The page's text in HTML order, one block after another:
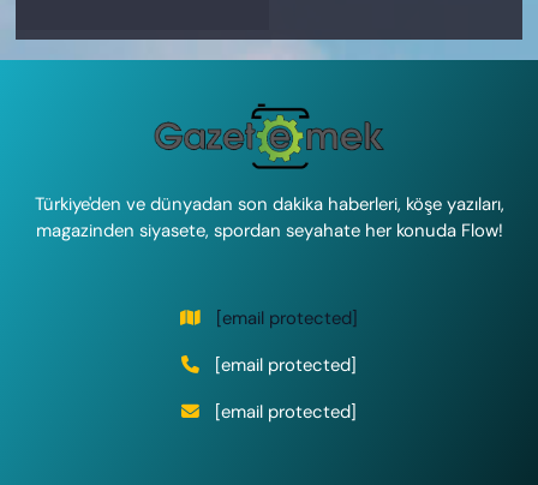
Türkiye'den ve dünyadan son dakika haberleri, köşe yazıları,
magazinden siyasete, spordan seyahate her konuda Flow!
[email protected]
[email protected]
[email protected]